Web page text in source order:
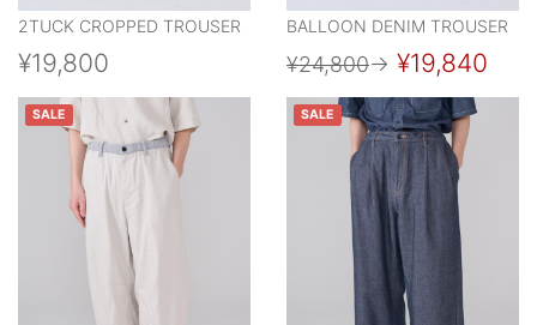
2TUCK CROPPED TROUSER
¥19,800
BALLOON DENIM TROUSER
¥24,800→ ¥19,840
SALE SALE